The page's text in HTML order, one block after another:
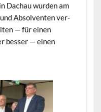
Dachau wur­den am
Absol­ven­ten ver­
— für einen
bess­er — einen